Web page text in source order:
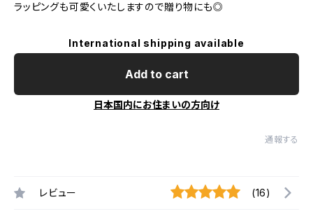
ラッピングも可愛くいたしますので贈り物にも◎
International shipping available
Add to cart
日本国内にお住まいの方向け
通報する
レビュー (16)